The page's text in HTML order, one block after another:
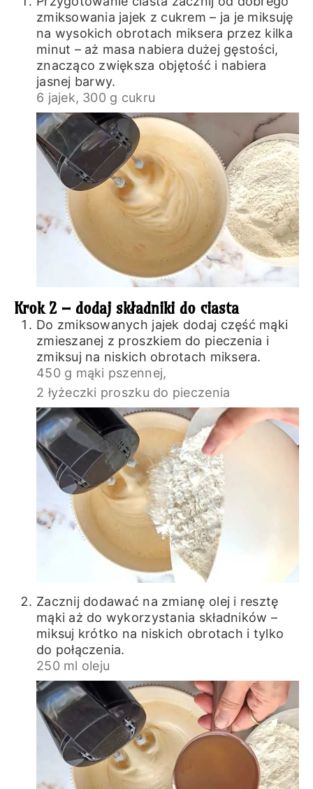
zmiksowania jajek z cukrem – ja je miksuję
na wysokich obrotach miksera przez kilka
minut – aż masa nabiera dużej gęstości,
znacząco zwiększa objętość i nabiera
jasnej barwy.
6 jajek, 300 g cukru
Krok 2 – dodaj składniki do ciasta
Do zmiksowanych jajek dodaj część mąki
zmieszanej z proszkiem do pieczenia i
zmiksuj na niskich obrotach miksera.
450 g mąki pszennej,
2 łyżeczki proszku do pieczenia
Zacznij dodawać na zmianę olej i resztę
mąki aż do wykorzystania składników –
miksuj krótko na niskich obrotach i tylko
do połączenia.
250 ml oleju